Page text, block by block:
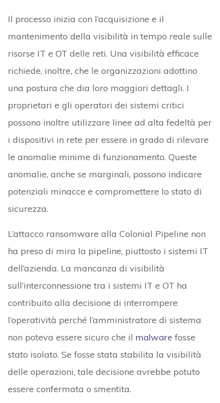
Il processo inizia con l’acquisizione e il
mantenimento della visibilità in tempo reale sulle
risorse IT e OT delle reti. Una visibilità efficace
richiede, inoltre, che le organizzazioni adottino
una postura che dia loro maggiori dettagli. I
proprietari e gli operatori dei sistemi critici
possono inoltre utilizzare linee ad alta fedeltà per
i dispositivi in rete per essere in grado di rilevare
le anomalie minime di funzionamento. Queste
anomalie, anche se marginali, possono indicare
potenziali minacce e compromettere lo stato di
sicurezza.
L’attacco ransomware alla Colonial Pipeline non
ha preso di mira la pipeline, piuttosto i sistemi IT
dell’azienda. La mancanza di visibilità
sull’interconnessione tra i sistemi IT e OT ha
contribuito alla decisione di interrompere
l’operatività perché l’amministratore di sistema
non poteva essere sicuro che il malware fosse
stato isolato. Se fosse stata stabilita la visibilità
delle operazioni, tale decisione avrebbe potuto
essere confermata o smentita.